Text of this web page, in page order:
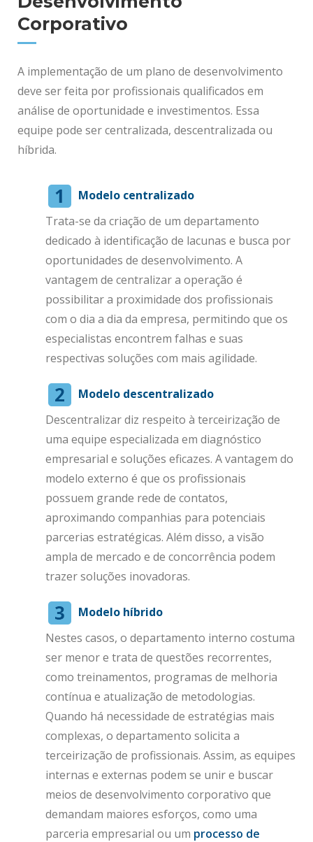
Corporativo
A implementação de um plano de desenvolvimento
deve ser feita por profissionais qualificados em
análise de oportunidade e investimentos. Essa
equipe pode ser centralizada, descentralizada ou
híbrida.
Modelo centralizado
Trata-se da criação de um departamento
dedicado à identificação de lacunas e busca por
oportunidades de desenvolvimento. A
vantagem de centralizar a operação é
possibilitar a proximidade dos profissionais
com o dia a dia da empresa, permitindo que os
especialistas encontrem falhas e suas
respectivas soluções com mais agilidade.
Modelo descentralizado
Descentralizar diz respeito à terceirização de
uma equipe especializada em diagnóstico
empresarial e soluções eficazes. A vantagem do
modelo externo é que os profissionais
possuem grande rede de contatos,
aproximando companhias para potenciais
parcerias estratégicas. Além disso, a visão
ampla de mercado e de concorrência podem
trazer soluções inovadoras.
Modelo híbrido
Nestes casos, o departamento interno costuma
ser menor e trata de questões recorrentes,
como treinamentos, programas de melhoria
contínua e atualização de metodologias.
Quando há necessidade de estratégias mais
complexas, o departamento solicita a
terceirização de profissionais. Assim, as equipes
internas e externas podem se unir e buscar
meios de desenvolvimento corporativo que
demandam maiores esforços, como uma
parceria empresarial ou um processo de